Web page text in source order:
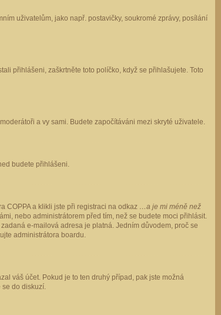
uživatelům, jako např. postavičky, soukromé zprávy, posílání
přihlášeni, zaškrtněte toto políčko, když se přihlašujete. Toto
a vy sami. Budete započítáváni mezi skryté uživatele.
budete přihlášeni.
COPPA a klikli jste při registraci na odkaz …a je mi méně než
nebo administrátorem před tím, než se budete moci přihlásit.
e-mailová adresa je platná. Jedním důvodem, proč se
administrátora boardu.
váš účet. Pokud je to ten druhý případ, pak jste možná
se do diskuzí.